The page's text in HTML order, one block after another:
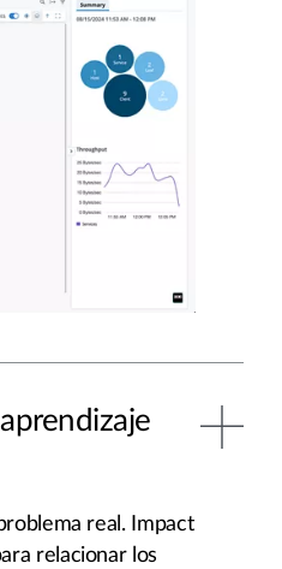
real. Impact
relacionar los